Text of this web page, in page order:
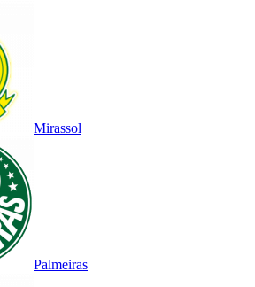
Mirassol
Palmeiras